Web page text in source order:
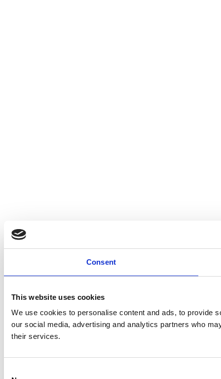
Consent
This website uses cookies
We use cookies to personalise content and ads, to provide
our social media, advertising and analytics partners who
their services.